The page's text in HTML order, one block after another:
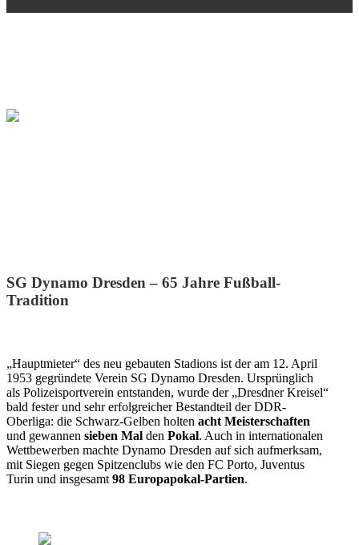
SG Dynamo Dresden – 65 Jahre Fußball-
Tradition
„Hauptmieter“ des neu gebauten Stadions ist der am 12. April
1953 gegründete Verein SG Dynamo Dresden. Ursprünglich
als Polizeisportverein entstanden, wurde der „Dresdner Kreisel“
bald fester und sehr erfolgreicher Bestandteil der DDR-
Oberliga: die Schwarz-Gelben holten acht Meisterschaften
und gewannen sieben Mal den Pokal. Auch in internationalen
Wettbewerben machte Dynamo Dresden auf sich aufmerksam,
mit Siegen gegen Spitzenclubs wie den FC Porto, Juventus
Turin und insgesamt98 Europapokal-Partien.